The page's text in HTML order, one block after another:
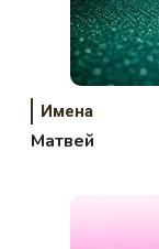
Имена
Матвей